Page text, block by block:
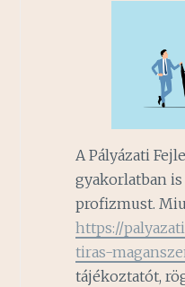
A Pályázati
gyakorlatban
profizmust.
https://
tiras-
tájékoztatót,